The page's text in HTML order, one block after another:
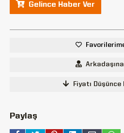
Gelince Haber Ver
Fiyatı Düşünce
Paylaş